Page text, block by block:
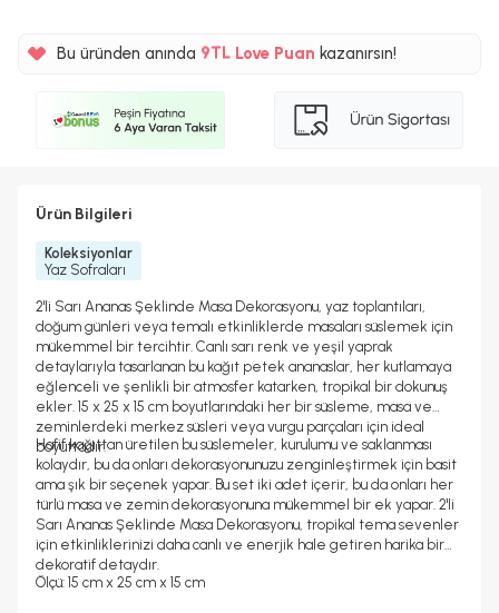
Bu üründen anında 9TLLove Puan kazanırsın!
Ürün Bilgileri
Koleksiyonlar
Yaz Sofraları
2'li Sarı Ananas Şeklinde Masa Dekorasyonu, yaz toplantıları,
doğum günleri veya temalı etkinliklerde masaları süslemek için
mükemmel bir tercihtir. Canlı sarı renk ve yeşil yaprak
detaylarıyla tasarlanan bu kağıt petek ananaslar, her kutlamaya
eğlenceli ve şenlikli bir atmosfer katarken, tropikal bir dokunuş
ekler. 15 x 25 x 15 cm boyutlarındaki her bir süsleme, masa ve
zeminlerdeki merkez süsleri veya vurgu parçaları için ideal
boyuttadır.
Hafif kağıttan üretilen bu süslemeler, kurulumu ve saklanması
kolaydır, bu da onları dekorasyonunuzu zenginleştirmek için basit
ama şık bir seçenek yapar. Bu set iki adet içerir, bu da onları her
türlü masa ve zemin dekorasyonuna mükemmel bir ek yapar. 2'li
Sarı Ananas Şeklinde Masa Dekorasyonu, tropikal tema sevenler
için etkinliklerinizi daha canlı ve enerjik hale getiren harika bir
dekoratif detaydır.
Ölçü: 15 cm x 25 cm x 15 cm